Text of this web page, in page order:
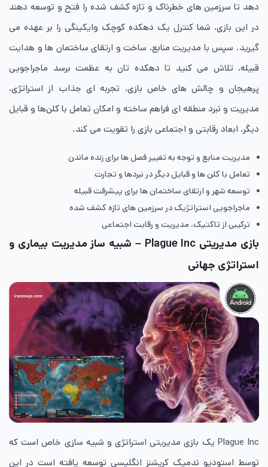
دهد تا سرزمین های خطرناک و تازه کشف ‌شده را فتح و توسعه دهند
در این بازی، شما کنترل یک دهکده کوچک وایکینگی را بر عهده می
گیرید. سپس با مدیریت منابع، ساخت و ارتقای ساختمان ها و هدایت
قبیله، تلاش می کنید تا دهکده تان به عظمت برسد ماجراجویی
پرهیجان و چالش های خاص بازی، تجربه ای جذاب از استراتژی،
مدیریت و نبرد منطقه ای فراهم ساخته و امکان تعامل با کلن‌ها و قبایل
دیگر، ابعاد رقابتی و اجتماعی بازی را تقویت می کند.
مدیریت منابع و توجه به تغییر فصل ها برای زنده ماندن
تعامل با کلن ها و قبایل دیگر در نبردها و تجارت
توسعه شهر و ارتقای ساختمان ها برای پیشرفت قبیله
ماجراجویی استراتژیک در سرزمین های تازه کشف ‌شده
ترکیبی از تاکتیک، مدیریت و رقابت اجتماعی
بازی مدیریتی Plague Inc – شبیه ساز مدیریت بیماری و
استراتژی جهانی
Plague Inc یک بازی مدیریتی استراتژی و شبیه ‌سازی خاص است که
توسط استودیو ندمیک کریشنز انگلیسی توسعه یافته است در این